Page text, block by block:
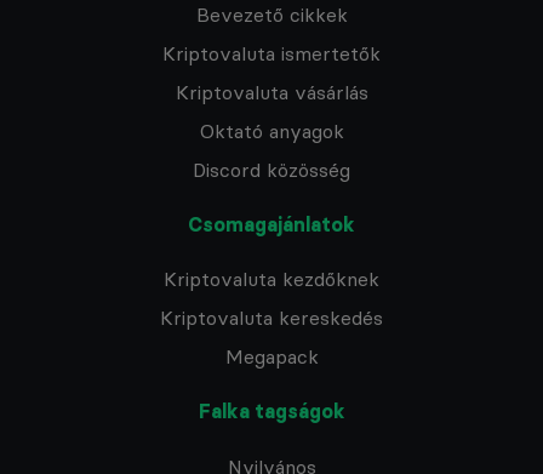
Bevezető cikkek
Kriptovaluta ismertetők
Kriptovaluta vásárlás
Oktató anyagok
Discord közösség
Csomagajánlatok
Kriptovaluta kezdőknek
Kriptovaluta kereskedés
Megapack
Falka tagságok
Nyilvános